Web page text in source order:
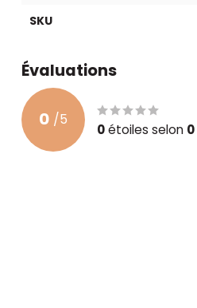
SKU
Évaluations
0 /5
0étoiles selon 0